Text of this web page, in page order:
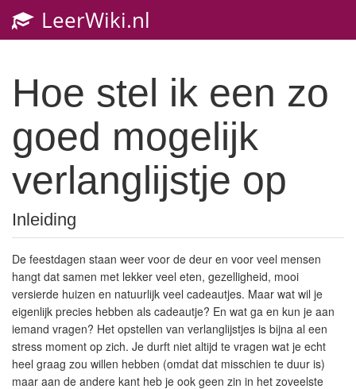
LeerWiki.nl
Hoe stel ik een zo
goed mogelijk
verlanglijstje op
Inleiding
De feestdagen staan weer voor de deur en voor veel mensen
hangt dat samen met lekker veel eten, gezelligheid, mooi
versierde huizen en natuurlijk veel cadeautjes. Maar wat wil je
eigenlijk precies hebben als cadeautje? En wat ga en kun je aan
iemand vragen? Het opstellen van verlanglijstjes is bijna al een
stress moment op zich. Je durft niet altijd te vragen wat je echt
heel graag zou willen hebben (omdat dat misschien te duur is)
maar aan de andere kant heb je ook geen zin in het zoveelste